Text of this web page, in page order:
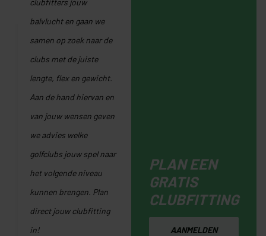
balvlucht en gaan we
samen op zoek naar de
clubs met de juiste
lengte, flex en gewicht.
Aan de hand hiervan en
van jouw wensen geven
we advies welke
golfclubs jouw spel naar
het volgende niveau
kunnen brengen. Plan
direct jouw clubfitting
in!
PLAN EEN
GRATIS
CLUBFITTING
AANMELDEN